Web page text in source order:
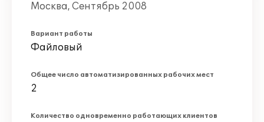
Москва, Сентябрь 2008
Вариант работы
Файловый
Общее число автоматизированных рабочих мест
2
Количество одновременно работающих клиентов